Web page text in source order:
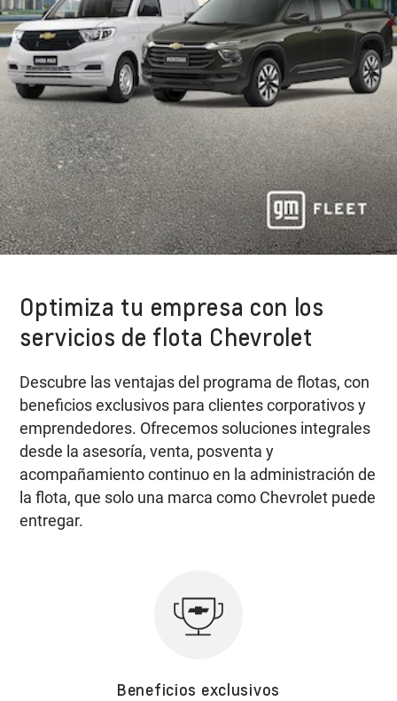
Optimiza tu empresa con los
servicios de flota Chevrolet
Descubre las ventajas del programa de flotas, con
beneficios exclusivos para clientes corporativos y
emprendedores. Ofrecemos soluciones integrales
desde la asesoría, venta, posventa y
acompañamiento continuo en la administración de
la flota, que solo una marca como Chevrolet puede
entregar.
Beneficios exclusivos